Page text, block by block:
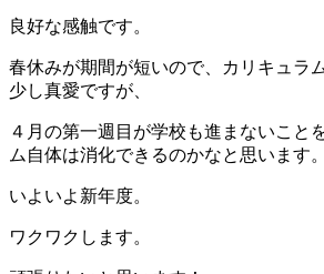
良好な感触です。
春休みが期間が短いので、カリキュラ
少し真愛ですが、
４月の第一週目が学校も進まないこと
ム自体は消化できるのかなと思います。
いよいよ新年度。
ワクワクします。